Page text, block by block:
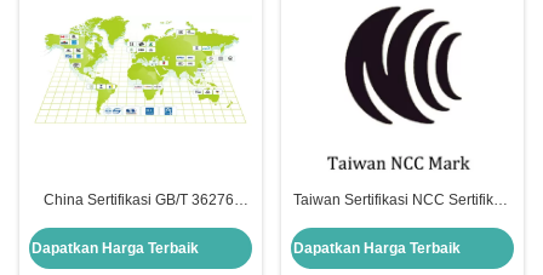
China Sertifikasi GB/T 36276-
untuk penyimpanan energi listrik
Dapatkan Harga Terbaik
Taiwan Sertifikasi NCC Sertifikasi
Transportasi dan Komunikasi
Taiwan
Dapatkan Harga Terbaik